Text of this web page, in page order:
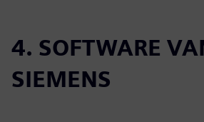
4. SOFTWARE
SIEMENS